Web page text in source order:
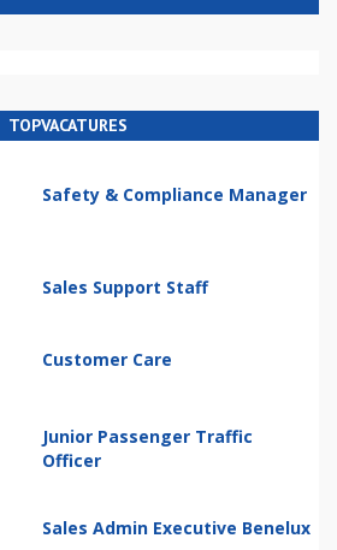
TOPVACATURES
Safety & Compliance Manager
Sales Support Staff
Customer Care
Junior Passenger Traffic
Officer
Sales Admin Executive Benelux